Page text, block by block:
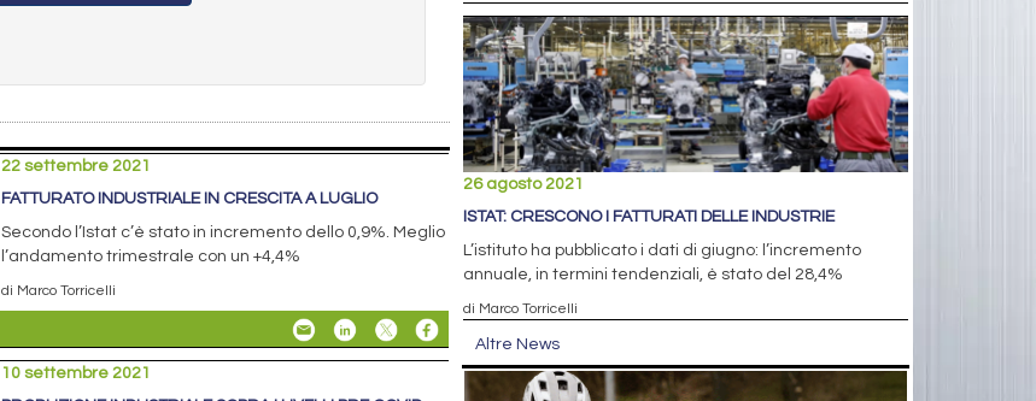
22 settembre 2021
FATTURATO INDUSTRIALE IN CRESCITA A LUGLIO
Secondo l’Istat c’è stato in incremento dello 0,9%. Meglio
l’andamento trimestrale con un +4,4%
di Marco Torricelli
10 settembre 2021
26 agosto 2021
ISTAT: CRESCONO I FATTURATI DELLE INDUSTRIE
L’istituto ha pubblicato i dati di giugno: l’incremento
annuale, in termini tendenziali, è stato del 28,4%
di Marco Torricelli
Altre News